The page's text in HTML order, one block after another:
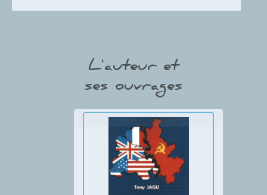
L'auteur et
ses ouvrages